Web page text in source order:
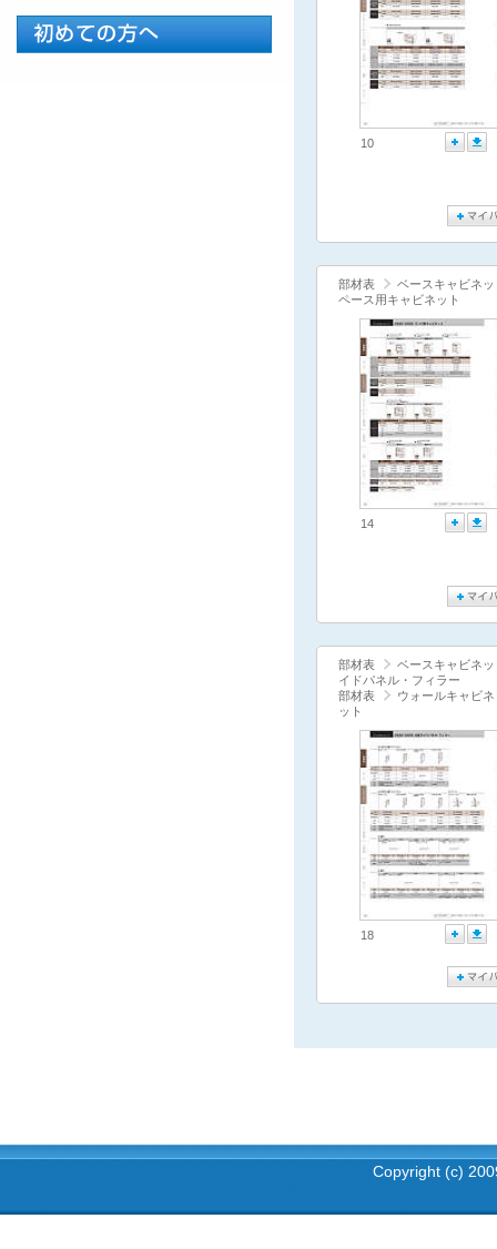
10
部材表
ベースキャビネッ
ペース用キャビネット
14
部材表
ベースキャビネッ
イドパネル・フィラー
部材表
ウォールキャビ
ット
18
Copyright (c)